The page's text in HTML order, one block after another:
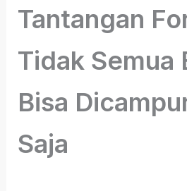
Tantangan
Tidak Semua
Bisa
Saja